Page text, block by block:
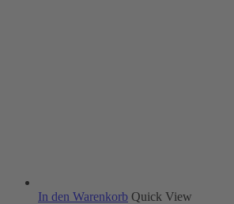
In den Warenkorb Quick View